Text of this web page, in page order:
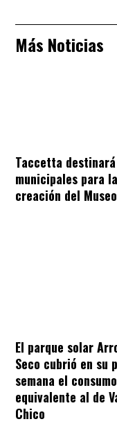
Más Noticias
Taccetta
municipales para la
creación del
El parque solar
Seco cubrió en su
semana el consumo
equivalente al de
Chico